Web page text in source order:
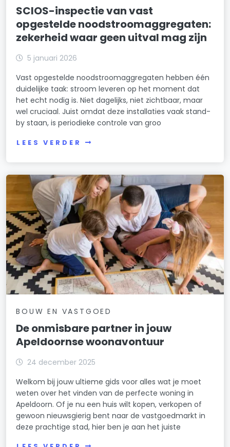
SCIOS-inspectie van vast
opgestelde noodstroomaggregaten:
zekerheid waar geen uitval mag zijn
5 januari 2026
Vast opgestelde noodstroomaggregaten hebben één
duidelijke taak: stroom leveren op het moment dat
het echt nodig is. Niet dagelijks, niet zichtbaar, maar
wel cruciaal. Juist omdat deze installaties vaak stand-
by staan, is periodieke controle van groo
LEES VERDER
BOUW EN VASTGOED
De onmisbare partner in jouw
Apeldoornse woonavontuur
24 december 2025
Welkom bij jouw ultieme gids voor alles wat je moet
weten over het vinden van de perfecte woning in
Apeldoorn. Of je nu een huis wilt kopen, verkopen of
gewoon nieuwsgierig bent naar de vastgoedmarkt in
deze prachtige stad, hier ben je aan het juiste